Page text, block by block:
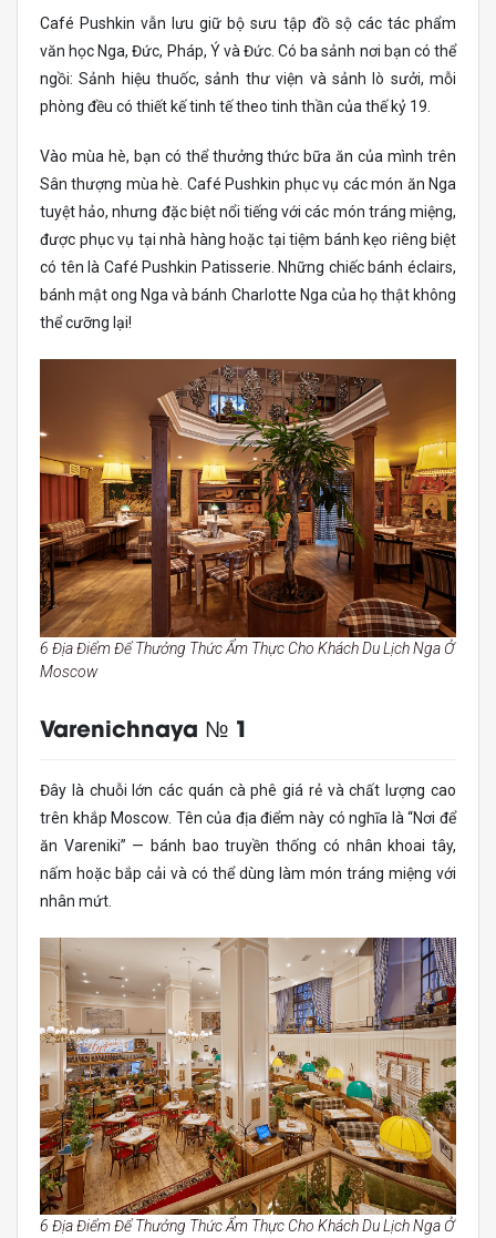
Café Pushkin vẫn lưu giữ bộ sưu tập đồ sộ các tác phẩm
văn học Nga, Đức, Pháp, Ý và Đức. Có ba sảnh nơi bạn có thể
ngồi: Sảnh hiệu thuốc, sảnh thư viện và sảnh lò sưởi, mỗi
phòng đều có thiết kế tinh tế theo tinh thần của thế kỷ 19.
Vào mùa hè, bạn có thể thưởng thức bữa ăn của mình trên
Sân thượng mùa hè. Café Pushkin phục vụ các món ăn Nga
tuyệt hảo, nhưng đặc biệt nổi tiếng với các món tráng miệng,
được phục vụ tại nhà hàng hoặc tại tiệm bánh kẹo riêng biệt
có tên là Café Pushkin Patisserie. Những chiếc bánh éclairs,
bánh mật ong Nga và bánh Charlotte Nga của họ thật không
thể cưỡng lại!
6 Địa Điểm Để Thưởng Thức Ẩm Thực Cho Khách Du Lịch Nga Ở
Moscow
Varenichnaya № 1
Đây là chuỗi lớn các quán cà phê giá rẻ và chất lượng cao
trên khắp Moscow. Tên của địa điểm này có nghĩa là “Nơi để
ăn Vareniki” — bánh bao truyền thống có nhân khoai tây,
nấm hoặc bắp cải và có thể dùng làm món tráng miệng với
nhân mứt.
6 Địa Điểm Để Thưởng Thức Ẩm Thực Cho Khách Du Lịch Nga Ở